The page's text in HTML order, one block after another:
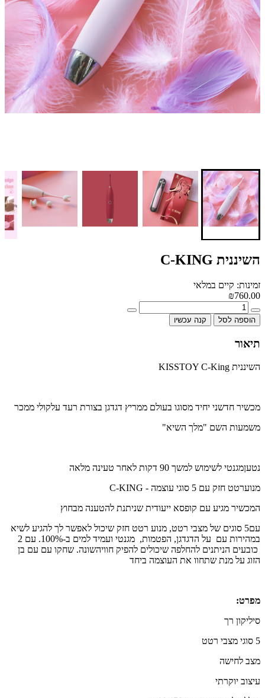
השיננית C-KING
זמינות: קיים במלאי
₪760.00
הוספה לסל קנה עכשיו
תיאור
השיננית KISSTOY C-King
מכשיר חדשני יחיד מסוגו בעולם ממריץ דגדגן בצורת רעד עלקולי ממכר
משמעות השם "מלך השיא"
נטעןמגנטי לשימוש למשך 90 דקות לאחר טעינה מלאה
מנוערטט חזק עם 5 סוגי עוצמה
- C-KING
המכשיר מגיע עם קופסא ייעודית שניתנת להטענה מבחוץ
עם5 סוגים של מצבי רטט, מנוע רטט חזק שיכול לאפשר לך להגיע לשיא
במהירות עם על הדגדגן, הפטמות, מגנטי ועמיד למים ב-100%. עם 2
כובעים הניתנים להחלפה שיכולים להפיק חוויהשונה. שחקו עם עם בן
הזוג על מנת שתחוו את העוצמה ביחד
מפרט:
סיליקון רך
5 סוגי מצבי רטט
מצב לחישה
עיצוב יוקרתי